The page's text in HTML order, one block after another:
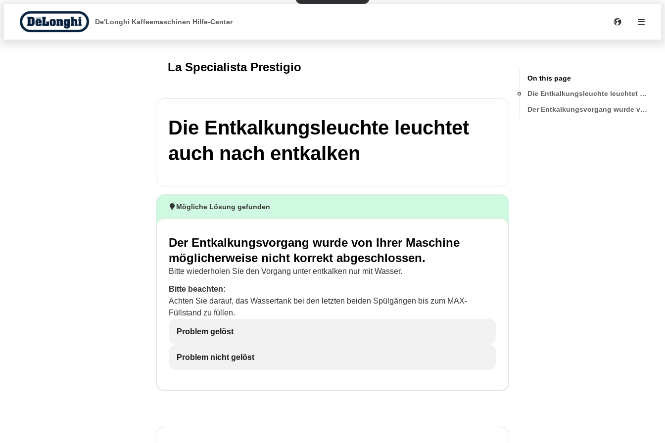
De'Longhi Kaffeemaschinen Hilfe-Center
La Specialista Prestigio
Die Entkalkungsleuchte leuchtet
auch nach entkalken
Mögliche Lösung gefunden
Der Entkalkungsvorgang wurde von Ihrer Maschine
möglicherweise nicht korrekt abgeschlossen.
Bitte wiederholen Sie den Vorgang unter entkalken nur mit Wasser.
Bitte beachten:
Achten Sie darauf, das Wassertank bei den letzten beiden Spülgängen bis zum MAX-
Füllstand zu füllen.
Problem gelöst
Problem nicht gelöst
On this page
Die Entkalkungsleuchte leuchtet auch
Der Entkalkungsvorgang wurde von